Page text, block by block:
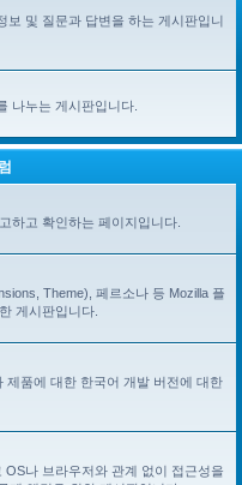
보 및 질문과 답변을 하는 게시판입니
나누는 게시판입니다.
하고 확인하는 페이지입니다.
Theme), 페르소나 등 Mozilla 플
게시판입니다.
제품에 대한 한국어 개발 버전에 대한
나 브라우저와 관계 없이 접근성을